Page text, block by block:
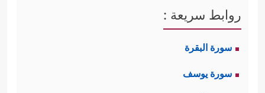
روابط سريعة :
سورة البقرة
سورة يوسف